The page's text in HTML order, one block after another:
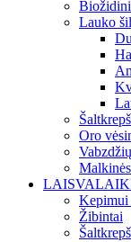
Lauko
Oro
Malkinės
Kepimui
Žibintai